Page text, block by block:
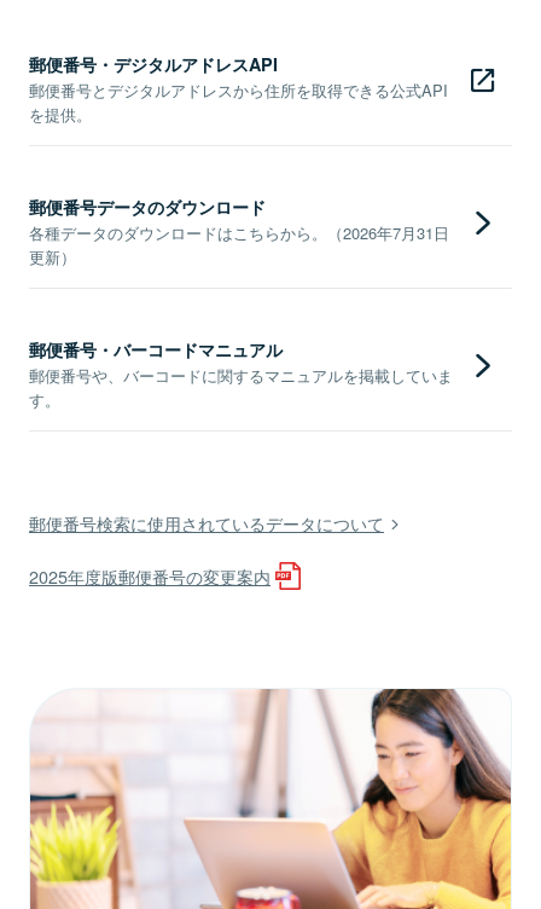
郵便番号・デジタルアドレスAPI
郵便番号とデジタルアドレスから住所を取得できる公式API
を提供。
郵便番号データのダウンロード
各種データのダウンロードはこちらから。（2026年7月31日
更新）
郵便番号・バーコードマニュアル
郵便番号や、バーコードに関するマニュアルを掲載していま
す。
郵便番号検索に使用されているデータについて
2025年度版郵便番号の変更案内